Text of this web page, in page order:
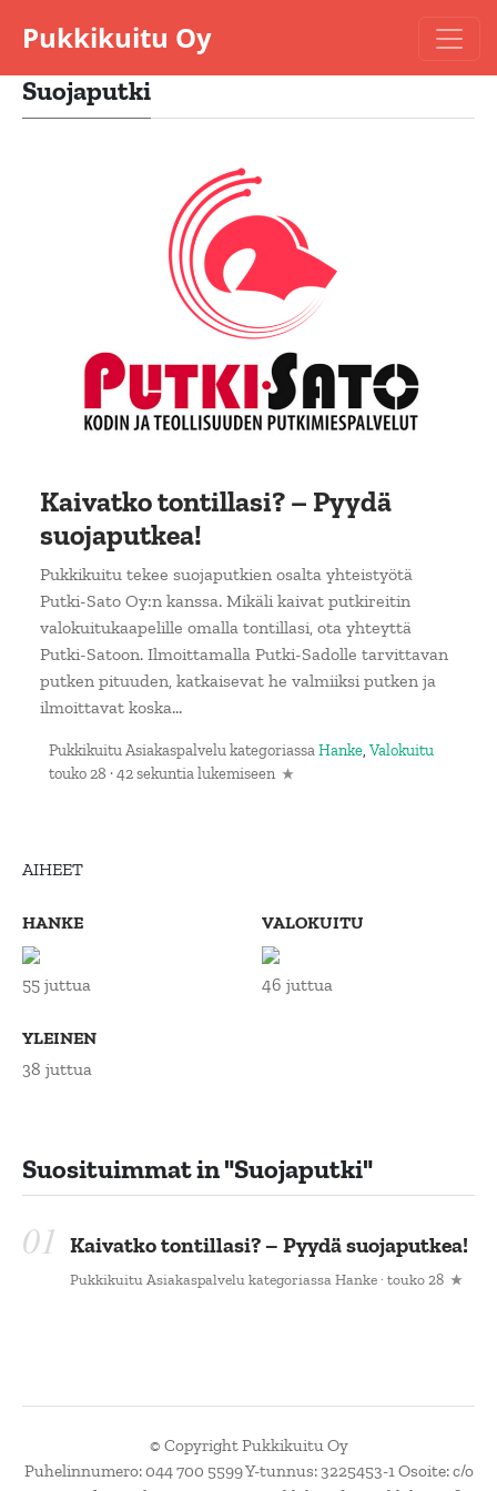
Pukkikuitu Oy
Suojaputki
Kaivatko tontillasi? – Pyydä
suojaputkea!
Pukkikuitu tekee suojaputkien osalta yhteistyötä
Putki-Sato Oy:n kanssa. Mikäli kaivat putkireitin
valokuitukaapelille omalla tontillasi, ota yhteyttä
Putki-Satoon. Ilmoittamalla Putki-Sadolle tarvittavan
putken pituuden, katkaisevat he valmiiksi putken ja
ilmoittavat koska...
Pukkikuitu AsiakaspalvelukategoriassaHanke, Valokuitu
touko 28 ·42 sekuntia lukemiseen
AIHEET
HANKE
55 juttua
VALOKUITU
46 juttua
YLEINEN
38 juttua
Suosituimmat in"suojaputki"
Kaivatko tontillasi? – Pyydä suojaputkea!
Pukkikuitu Asiakaspalvelu kategoriassaHanke· touko 28
© Copyright Pukkikuitu Oy
Puhelinnumero: 044 700 5599 Y-tunnus: 3225453-1 Osoite: c/o